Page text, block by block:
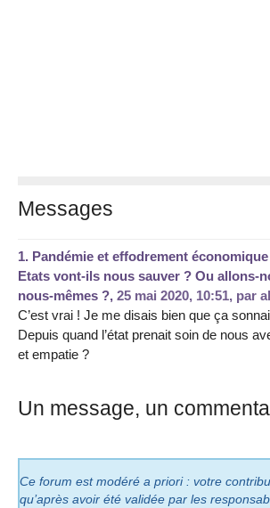
Messages
1. Pandémie et effodrement
Etats vont-ils nous sauver ? Ou allons-
nous-mêmes ?, 25 mai 2020, 10:51, par
C’est vrai ! Je me disais bien que ça
Depuis quand l’état prenait soin de nous
et empatie ?
Un message, un
Ce forum est modéré a priori : votre
qu’après avoir été validée par les